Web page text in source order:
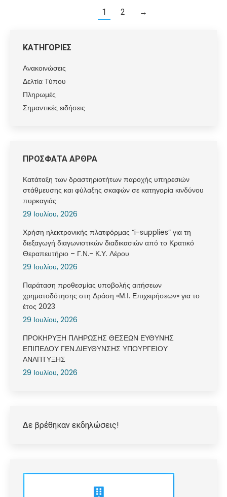
1 2 →
ΚΑΤΗΓΟΡΙΕΣ
Ανακοινώσεις
Δελτία Τύπου
Πληρωμές
Σημαντικές ειδήσεις
ΠΡΟΣΦΑΤΑ ΑΡΘΡΑ
Κατάταξη των δραστηριοτήτων παροχής υπηρεσιών
στάθμευσης και φύλαξης σκαφών σε κατηγορία κινδύνου
πυρκαγιάς
29 Ιουλίου, 2026
Χρήση ηλεκτρονικής πλατφόρμας “i-supplies” για τη
διεξαγωγή διαγωνιστικών διαδικασιών από το Κρατικό
Θεραπευτήριο – Γ.Ν.- Κ.Υ. Λέρου
29 Ιουλίου, 2026
Παράταση προθεσμίας υποβολής αιτήσεων
χρηματοδότησης στη Δράση «Μ.Ι. Επιχειρήσεων» για το
έτος 2023
29 Ιουλίου, 2026
ΠΡΟΚΗΡΥΞΗ ΠΛΗΡΩΣΗΣ ΘΕΣΕΩΝ ΕΥΘΥΝΗΣ
ΕΠΙΠΕΔΟΥ ΓΕΝ.ΔΙΕΥΘΥΝΣΗΣ ΥΠΟΥΡΓΕΙΟΥ
ΑΝΑΠΤΥΞΗΣ
29 Ιουλίου, 2026
Δε βρέθηκαν εκδηλώσεις!